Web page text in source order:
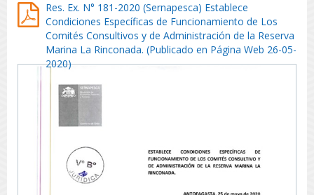
Res. Ex. N° 181-2020 (Sernapesca) Establece
Condiciones Específicas de Funcionamiento de Los
Comités Consultivos y de Administración de la Reserva
Marina La Rinconada. (Publicado en Página Web 26-05-
2020)